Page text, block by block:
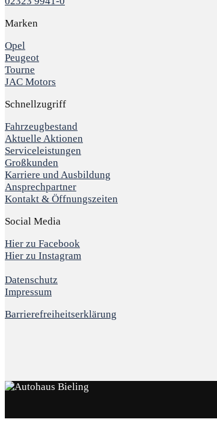
Marken
Opel
Peugeot
Tourne
JAC Motors
Schnellzugriff
Fahrzeugbestand
Aktuelle Aktionen
Serviceleistungen
Großkunden
Karriere und Ausbildung
Ansprechpartner
Kontakt & Öffnungszeiten
Social Media
Hier zu Facebook
Hier zu Instagram
Datenschutz
Impressum
Barrierefreiheitserklärung